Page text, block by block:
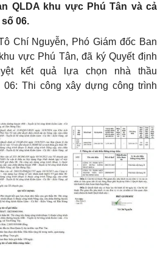
QLDA khu vực Phú Tân và cả
06.
Chí Nguyễn, Phó Giám đốc Ban
vực Phú Tân, đã ký Quyết định
kết quả lựa chọn nhà thầu
06: Thi công xây dựng công trình